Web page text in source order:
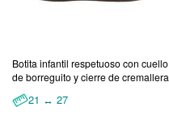
Botita infantil respetuoso con cuello
de borreguito y cierre de cremallera
21 ↔ 27